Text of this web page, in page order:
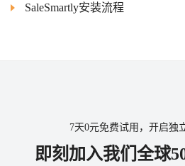
SaleSmartly安装流程
7天0元免费试用，开启独
即刻加入我们全球